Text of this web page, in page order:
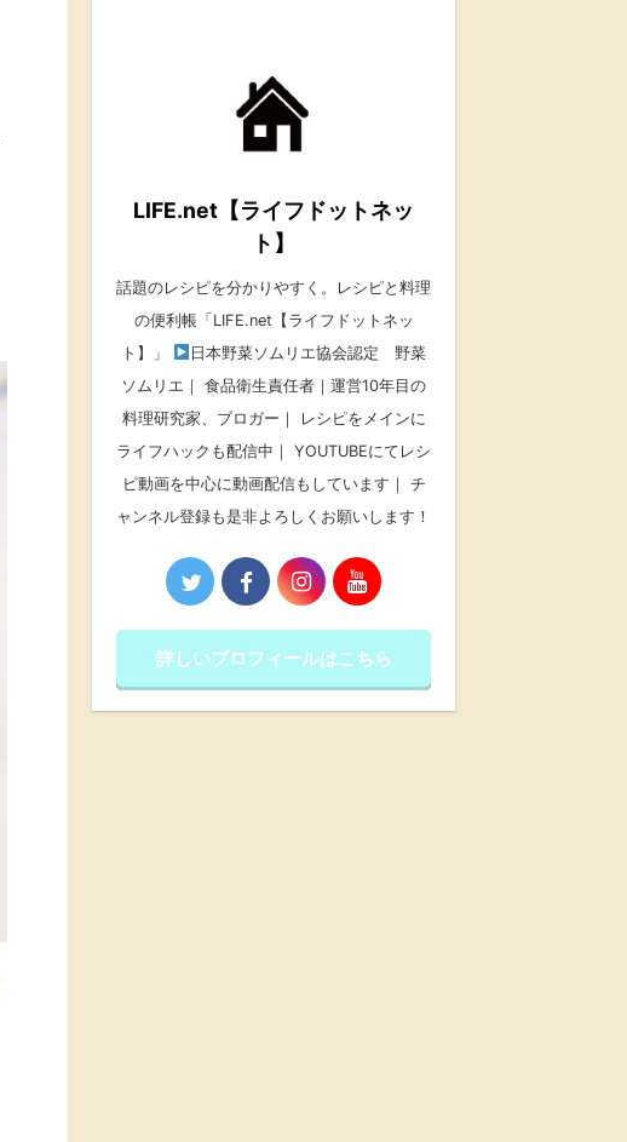
LIFE.net【ライフドットネッ
ト】
話題のレシピを分かりやすく。レシピと料理
の便利帳「LIFE.net【ライフドットネッ
ト】」
日本野菜ソムリエ協会認定 野菜
ソムリエ｜ 食品衛生責任者｜運営10年目の
料理研究家、ブロガー｜ レシピをメインに
ライフハックも配信中｜ YOUTUBEにてレシ
ピ動画を中心に動画配信もしています｜ チ
ャンネル登録も是非よろしくお願いします！
詳しいプロフィールはこちら